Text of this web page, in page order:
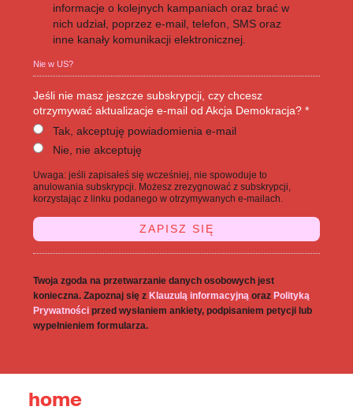
informacje o kolejnych kampaniach oraz brać w
nich udział, poprzez e-mail, telefon, SMS oraz
inne kanały komunikacji elektronicznej.
Nie wUS?
Jeśli nie masz jeszcze subskrypcji, czy chcesz
otrzymywać aktualizacje e-mail od Akcja Demokracja? *
Tak, akceptuję powiadomienia e-mail
Nie, nie akceptuję
Uwaga: jeśli zapisałeś się wcześniej, nie spowoduje to
anulowania subskrypcji. Możesz zrezygnować z subskrypcji,
korzystając z linku podanego w otrzymywanych e-mailach.
Twoja zgoda na przetwarzanie danych osobowych jest
konieczna. Zapoznaj się zKlauzulą informacyjną orazPolityką
Prywatności przed wysłaniem ankiety, podpisaniem petycji lub
wypełnieniem formularza.
home